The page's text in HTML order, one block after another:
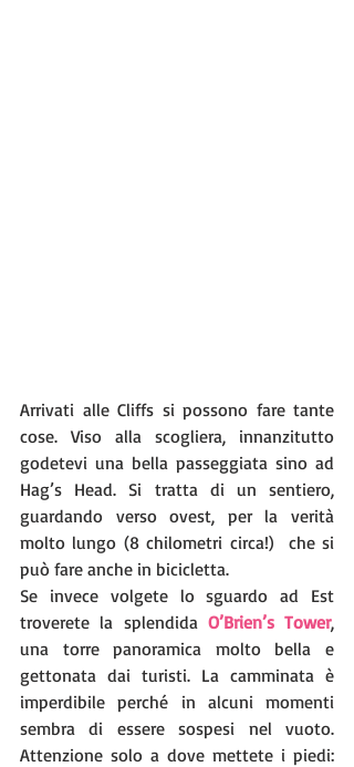
Arrivati alle Cliffs si possono fare tante
cose. Viso alla scogliera, innanzitutto
godetevi una bella passeggiata sino ad
Hag’s Head. Si tratta di un sentiero,
guardando verso ovest, per la verità
molto lungo (8 chilometri circa!)  che si
può fare anche in bicicletta.
Se invece volgete lo sguardo ad Est
troverete la splendida O’Brien’s Tower,
una torre panoramica molto bella e
gettonata dai turisti. La camminata è
imperdibile perché in alcuni momenti
sembra di essere sospesi nel vuoto.
Attenzione solo a dove mettete i piedi: